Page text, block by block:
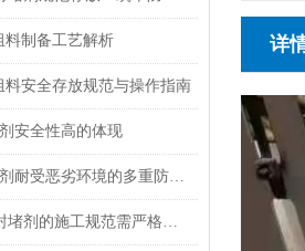
料制备工艺解析
料安全存放规范与操作指南
安全性高的体现
MP防潮封堵剂耐受恶劣环境的多重防护机制
自流平防潮封堵剂的施工规范需严格遵循材料特性与工程要求
详